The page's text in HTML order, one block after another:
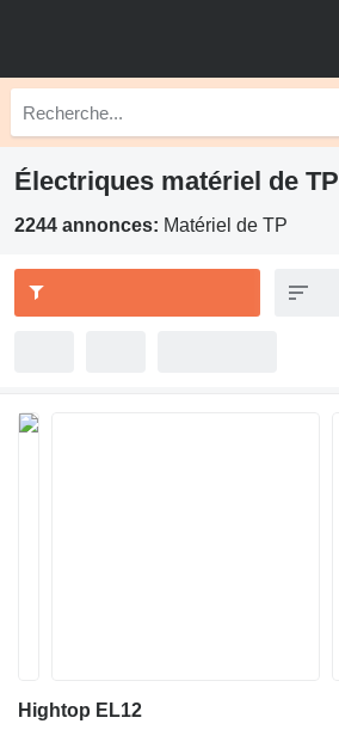
Électriques matériel de TP
2244 annonces: Matériel de TP
Hightop EL12